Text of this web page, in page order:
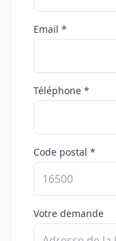
Email *
Téléphone *
Code postal *
Votre demande